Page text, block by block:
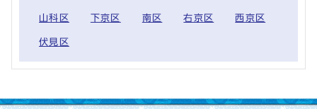
山科区 下京区 南区 右京区 西京区
伏見区